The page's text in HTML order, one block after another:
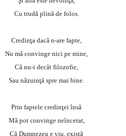
Cu trudã plinã de folos.
Credinţa dacã n-are fapte,
Nu mã convinge nici pe mine,
Cã nu-i decât filozofie,
Sau nãzuinţã spre mai bine.
Prin faptele credinţei însã
Mã pot convinge neîncetat,
Cã Dumnezeu e viu, existã